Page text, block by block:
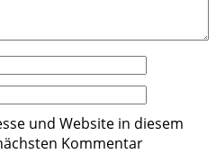
und Website in diesem
Kommentar